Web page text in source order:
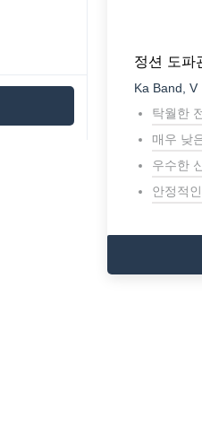
정션 도파
Ka Band,
탁월한
매우 낮
우수한
안정적